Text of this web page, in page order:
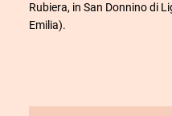
Rubiera, in San Donnino di
Emilia).